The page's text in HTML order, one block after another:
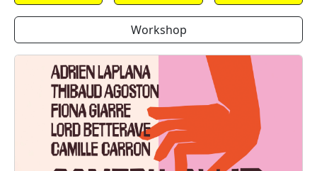
Workshop